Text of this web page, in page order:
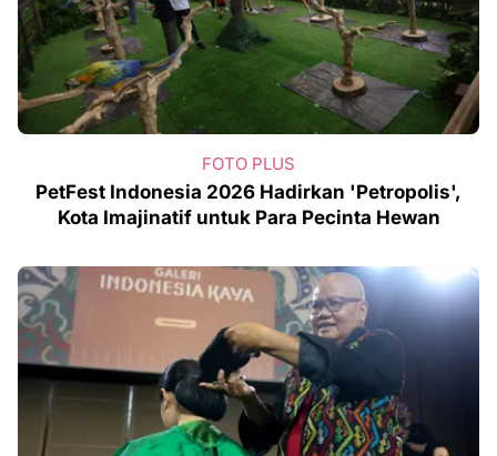
FOTO PLUS
PetFest Indonesia 2026 Hadirkan 'Petropolis',
Kota Imajinatif untuk Para Pecinta Hewan